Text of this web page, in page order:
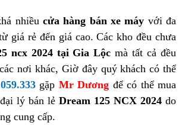
nhiềucửa hàng bán xe máy với đa
giá rẻ đến giá cao. Các kho đều chưa
ncx 2024 tại Gia Lộc mà tất cả đều
nơi khác, Giờ đây quý khách có thể
gặp Mr Dương để có thể mua
lý bán lẻ Dream 125 NCX 2024 do
cung cấp.